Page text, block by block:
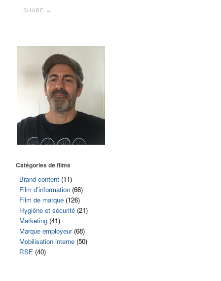
SHARE →
Catégories de films
Brand content (11)
Film d'information (66)
Film de marque (126)
Hygiène et sécurité (21)
Marketing (41)
Marque employeur(68)
Mobilisation interne (50)
RSE (40)